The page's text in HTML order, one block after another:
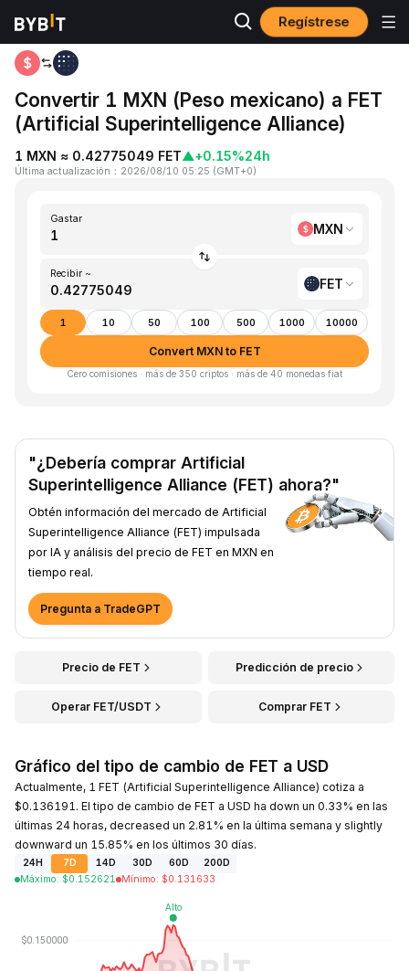
Regístrese
Inicio MXN to FET
Convertir 1 MXN (Peso mexicano) a FET
(Artificial Superintelligence Alliance)
1 MXN ≈ 0.42775049 FET▲+0.15%24h
Última actualización ： 2026/08/10 05:25 (GMT+0)
Gastar
MXN
Recibir ~
FET
1 10 50 100 500 1000 10000
Convert MXN to FET
Cero comisiones · más de 350 criptos · más de 40 monedas fiat
"¿Debería comprar Artificial
Superintelligence Alliance (FET) ahora?"
Obtén información del mercado de Artificial
Superintelligence Alliance (FET) impulsada
por IA y análisis del precio de FET en MXN en
tiempo real.
Pregunta a TradeGPT
Precio de FET Predicción de precio
Operar FET/USDT Comprar FET
Gráfico del tipo de cambio de FET a USD
Actualmente, 1 FET (Artificial Superintelligence Alliance) cotiza a
$0.136191. El tipo de cambio de FET a USD ha down un 0.33% en las
últimas 24 horas, decreased un 2.81% en la última semana y slightly
downward un 15.85% en los últimos 30 días.
24H 7D 14D 30D 60D
200D
Máximo: $0.152621 Mínimo: $0.131633